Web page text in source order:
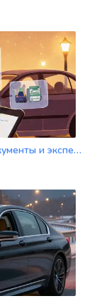
Как получить выплату по ОСАГО: сроки, документы и экспертиза в 2025 году